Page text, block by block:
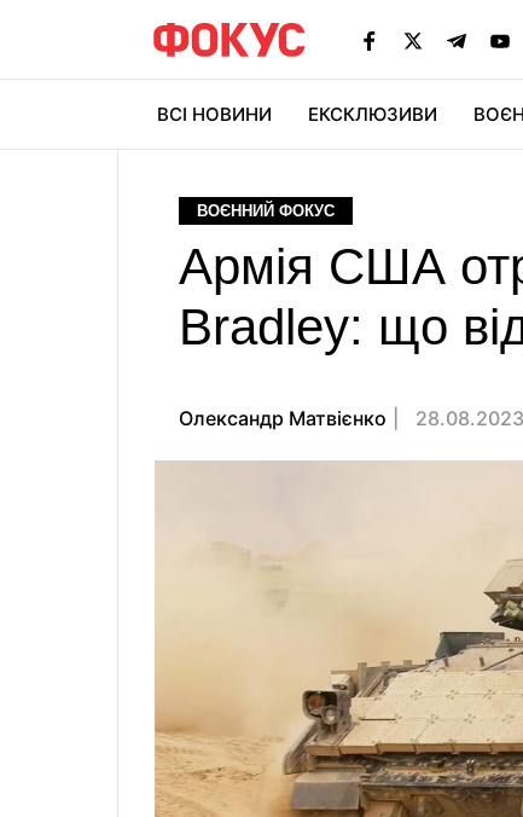
ВСІ НОВИНИ ЕКСКЛЮЗИВИ
ВОЄННИЙ ФОКУС
Армія США
Bradley: що
Олександр Матвієнко